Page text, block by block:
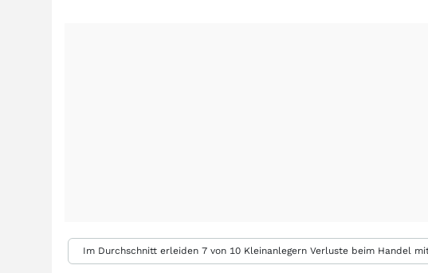
Im Durchschnitt erleiden 7 von 10 Kleinanlegern Verluste beim Handel